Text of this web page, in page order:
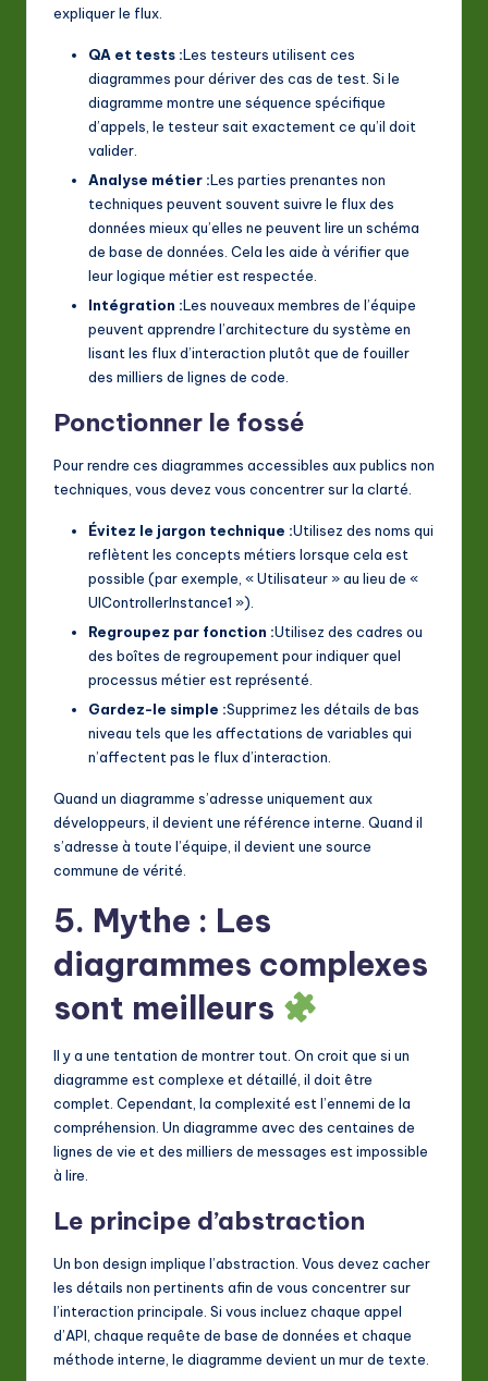
expliquer le flux.
QA et tests :Les testeurs utilisent ces
diagrammes pour dériver des cas de test. Si le
diagramme montre une séquence spécifique
d’appels, le testeur sait exactement ce qu’il doit
valider.
Analyse métier :Les parties prenantes non
techniques peuvent souvent suivre le flux des
données mieux qu’elles ne peuvent lire un schéma
de base de données. Cela les aide à vérifier que
leur logique métier est respectée.
Intégration :Les nouveaux membres de l’équipe
peuvent apprendre l’architecture du système en
lisant les flux d’interaction plutôt que de fouiller
des milliers de lignes de code.
Ponctionner le fossé
Pour rendre ces diagrammes accessibles aux publics non
techniques, vous devez vous concentrer sur la clarté.
Évitez le jargon technique :Utilisez des noms qui
reflètent les concepts métiers lorsque cela est
possible (par exemple, « Utilisateur » au lieu de «
UIControllerInstance1 »).
Regroupez par fonction :Utilisez des cadres ou
des boîtes de regroupement pour indiquer quel
processus métier est représenté.
Gardez-le simple :Supprimez les détails de bas
niveau tels que les affectations de variables qui
n’affectent pas le flux d’interaction.
Quand un diagramme s’adresse uniquement aux
développeurs, il devient une référence interne. Quand il
s’adresse à toute l’équipe, il devient une source
commune de vérité.
5. Mythe : Les
diagrammes complexes
sont meilleurs
Il y a une tentation de montrer tout. On croit que si un
diagramme est complexe et détaillé, il doit être
complet. Cependant, la complexité est l’ennemi de la
compréhension. Un diagramme avec des centaines de
lignes de vie et des milliers de messages est impossible
à lire.
Le principe d’abstraction
Un bon design implique l’abstraction. Vous devez cacher
les détails non pertinents afin de vous concentrer sur
l’interaction principale. Si vous incluez chaque appel
d’API, chaque requête de base de données et chaque
méthode interne, le diagramme devient un mur de texte.